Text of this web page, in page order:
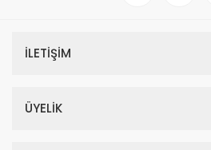
İLETİŞİM
ÜYELİK